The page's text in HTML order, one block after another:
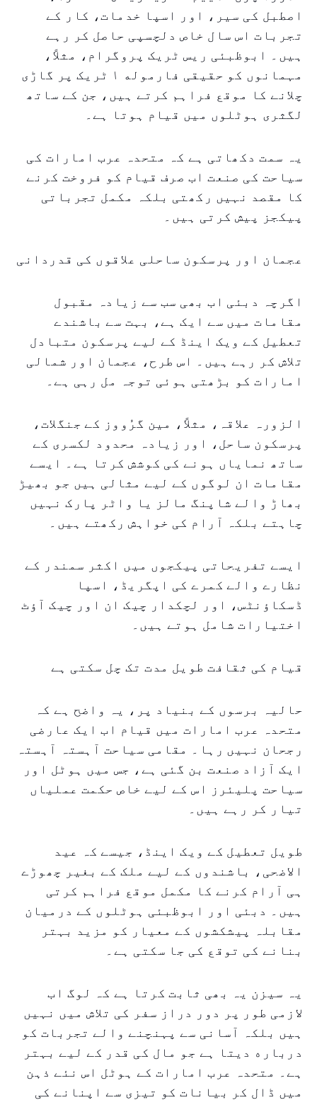
اصطبل کی سیر، اور اسپا خدمات، کار کے
تجربات اس سال خاص دلچسپی حاصل کر رہے
ہیں۔ ابوظبئی ریس ٹریک پروگرام، مثلاً،
مہمانوں کو حقیقی فارموله ۱ ٹریک پر گاڑی
چلانے کا موقع فراہم کرتے ہیں، جن کے ساتھ
لگثری ہوٹلوں میں قیام ہوتا ہے۔
یہ سمت دکھاتی ہے کہ متحدہ عرب امارات کی
سیاحت کی صنعت اب صرف قیام کو فروخت کرنے
کا مقصد نہیں رکھتی بلکہ مکمل تجرباتی
پیکجز پیش کرتی ہیں۔
عجمان اور پرسکون ساحلی علاقوں کی قدردانی
اگرچہ دبئی اب بھی سب سے زیادہ مقبول
مقامات میں سے ایک ہے، بہت سے باشندے
تعطیل کے ویک اینڈ کے لیے پرسکون متبادل
تلاش کر رہے ہیں۔ اس طرح، عجمان اور شمالی
امارات کو بڑھتی ہوئی توجہ مل رہی ہے۔
الزورہ علاقہ، مثلاً، مین گرُووز کے جنگلات،
پرسکون ساحل، اور زیادہ محدود لکسری کے
ساتھ نمایاں ہونے کی کوشش کرتا ہے۔ ایسے
مقامات ان لوگوں کے لیے مثالی ہیں جو بھیڑ
بھاڑ والے شاپنگ مالز یا واٹر پارک نہیں
چاہتے بلکہ آرام کی خواہش رکھتے ہیں۔
ایسے تفریحاتی پیکجوں میں اکثر سمندر کے
نظارے والے کمرے کی اپگریڈ، اسپا
ڈسکاؤنٹس، اور لچکدار چیک ان اور چیک آؤٹ
اختیارات شامل ہوتے ہیں۔
قیام کی ثقافت طویل مدت تک چل سکتی ہے
حالیہ برسوں کے بنیاد پر، یہ واضح ہے کہ
متحدہ عرب امارات میں قیام اب ایک عارضی
رجحان نہیں رہا۔ مقامی سیاحت آہستہ آہستہ
ایک آزاد صنعت بن گئی ہے، جس میں ہوٹل اور
سیاحت پلیئرز اس کے لیے خاص حکمت عملیاں
تیار کر رہے ہیں۔
طویل تعطیل کے ویک اینڈ، جیسے کہ عید
الاضحی، باشندوں کے لیے ملک کے بغیر چھوڑے
ہی آرام کرنے کا مکمل موقع فراہم کرتی
ہیں۔ دبئی اور ابوظبئی ہوٹلوں کے درمیان
مقابلہ پیشکشوں کے معیار کو مزید بہتر
بنانے کی توقع کی جا سکتی ہے۔
یہ سیزن یہ بھی ثابت کرتا ہے کہ لوگ اب
لازمی طور پر دور دراز سفر کی تلاش میں نہیں
ہیں بلکہ آسانی سے پہنچنے والے تجربات کو
درباره دیتا ہے جو مال کی قدر کے لیے بہتر
ہے۔ متحدہ عرب امارات کے ہوٹل اس نئے ذہن
میں ڈال کر بیانات کو تیزی سے اپنانے کی